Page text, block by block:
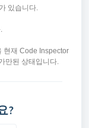
있습니다.
현재 Code Inspector
만된 상태입니다.
?